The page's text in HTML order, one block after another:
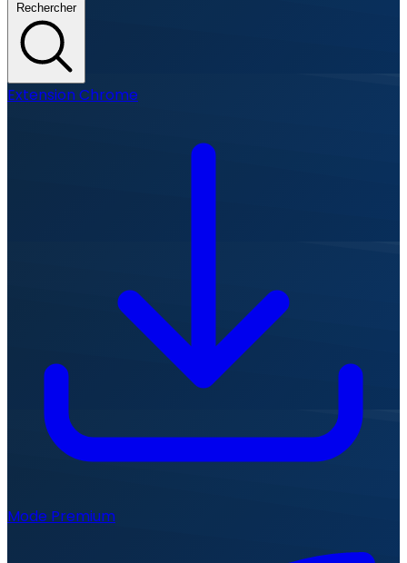
Rechercher
Extension Chrome
Mode Premium